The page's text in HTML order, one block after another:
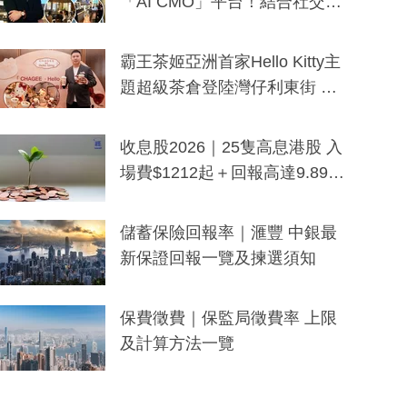
分鐘生成「貼地」宣傳短片
霸王茶姬亞洲首家Hello Kitty主
題超級茶倉登陸灣仔利東街 推
y及香港限定特調系列
收息股2026｜25隻高息港股 入
場費$1212起＋回報高達9.89
儲蓄保險回報率｜滙豐 中銀最
新保證回報一覽及揀選須知
保費徵費｜保監局徵費率 上限
及計算方法一覽